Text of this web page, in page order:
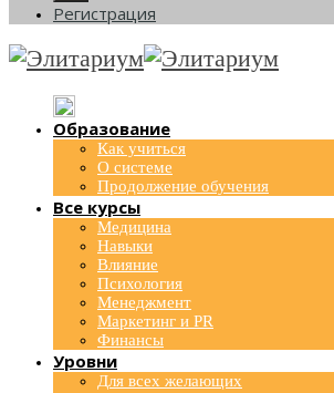
Регистрация
Образование
Как учиться
О системе
Продолжение обучения
Все курсы
Медицина
Навыки
Влияние
Психология
Менеджмент
Маркетинг и PR
Финансы
Уровни
Для всех желающих